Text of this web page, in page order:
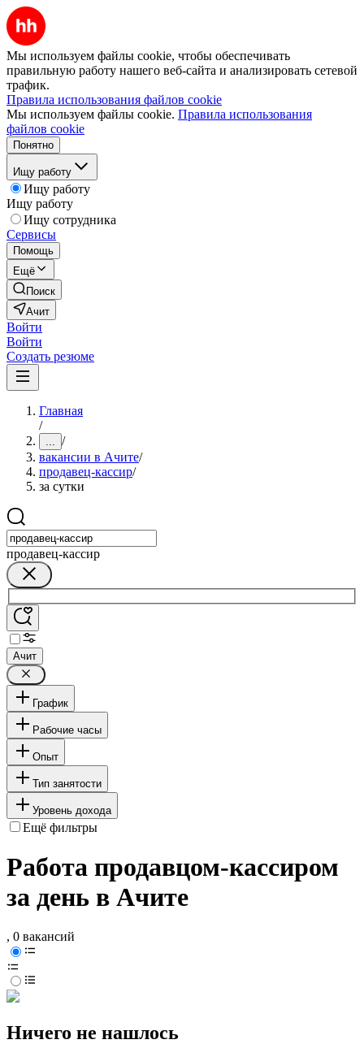
Мы используем файлы cookie, чтобы обеспечивать
правильную работу нашего веб-сайта и анализировать сетевой
трафик.
Правила использования файлов cookie
Мы используем файлы cookie. Правила использования
файлов cookie
Понятно
Ищу работу
Ищу работу
Ищу работу
Ищу сотрудника
Сервисы
Помощь
Ещё
Поиск
Ачит
Войти
Войти
Создать резюме
Главная
/
... /
вакансии в Ачите/
продавец-кассир/
за сутки
продавец-кассир
Ачит
График
Рабочие часы
Опыт
Тип занятости
Уровень дохода
Ещё фильтры
Работа продавцом-кассиром
за день в Ачите
, 0 вакансий
Ничего не нашлось